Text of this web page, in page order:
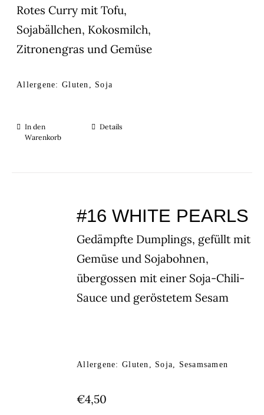
Rotes Curry mit Tofu,
Sojabällchen, Kokosmilch,
Zitronengras und Gemüse
Allergene: Gluten, Soja
In den
Warenkorb
Details
#16 WHITE PEARLS
Gedämpfte Dumplings, gefüllt mit
Gemüse und Sojabohnen,
übergossen mit einer Soja-Chili-
Sauce und geröstetem Sesam
Allergene: Gluten, Soja, Sesamsamen
€4,50